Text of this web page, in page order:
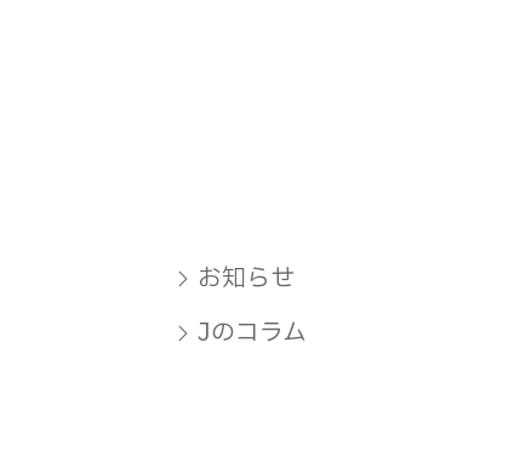
お知らせ
Jのコラム